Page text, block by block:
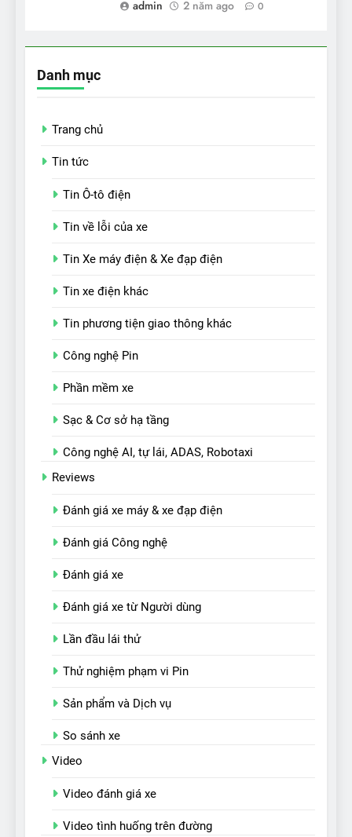
admin
2 năm ago 0
Danh mục
Trang chủ
Tin tức
Tin Ô-tô điện
Tin về lỗi của xe
Tin Xe máy điện & Xe đạp điện
Tin xe điện khác
Tin phương tiện giao thông khác
Công nghệ Pin
Phần mềm xe
Sạc & Cơ sở hạ tầng
Công nghệ AI, tự lái, ADAS, Robotaxi
Reviews
Đánh giá xe máy & xe đạp điện
Đánh giá Công nghệ
Đánh giá xe
Đánh giá xe từ Người dùng
Lần đầu lái thử
Thử nghiệm phạm vi Pin
Sản phẩm và Dịch vụ
So sánh xe
Video
Video đánh giá xe
Video tình huống trên đường